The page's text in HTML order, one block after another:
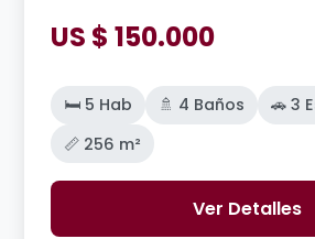
US $ 150.000
🛏️ 5 Hab 🚿 4 Baños
🚗 3
📏 256 m²
Ver Detalles